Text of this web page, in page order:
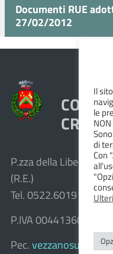
Documenti RUE
27/02/2012
P.zza della Libertà, 1 –
(R.E.)
Tel. 0522.601911 –
P.IVA 00441360351
Pec.
Il
le
di
Con